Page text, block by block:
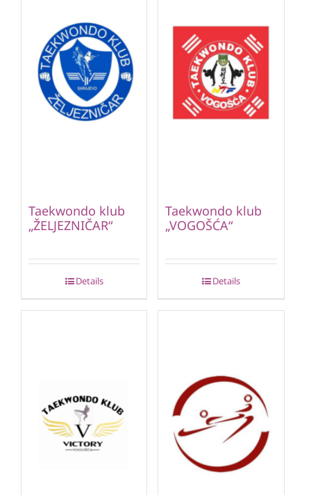
Taekwondo klub
„ŽELJEZNIČAR“
Details
Taekwondo klub
„VOGOŠĆA“
Details